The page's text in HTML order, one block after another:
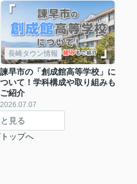
長崎タウン情報
諫早市の「創成館高等学校」に
ついて！学科構成や取り組みも
ご紹介
2026.07.07
見る
ップへ